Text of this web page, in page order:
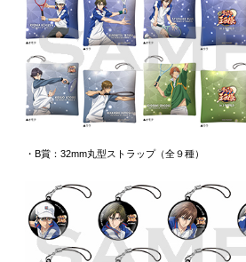
・B賞：32mm丸型ストラップ（全９種）